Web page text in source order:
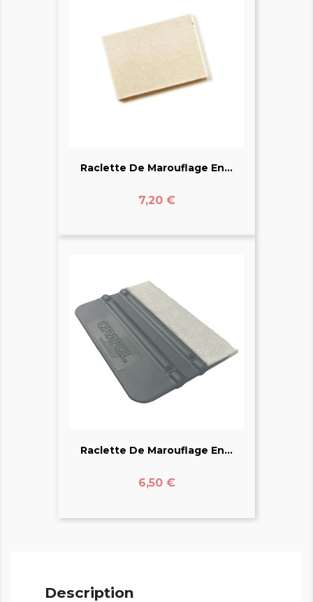
Raclette De Marouflage En...
Prix
7,20 €
Raclette De Marouflage En...
Prix
6,50 €
Description